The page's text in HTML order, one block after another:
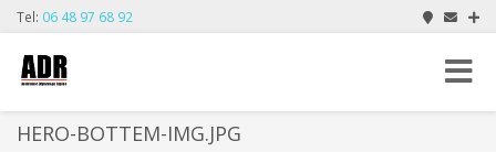
Tel: 06 48 97 68 92
Toggle
HERO-BOTTEM-IMG.JPG